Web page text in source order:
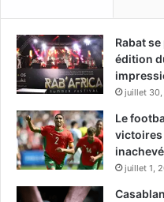
Rabat
édition
juillet
Le
juillet 1,